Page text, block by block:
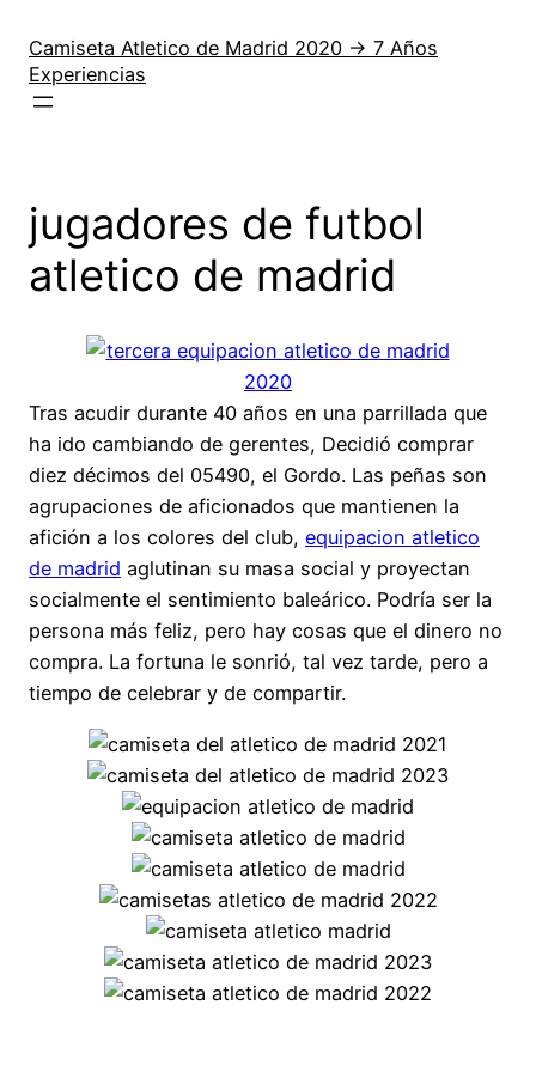
contenido
Camiseta Atletico de Madrid 2020 → 7 Años
Experiencias
jugadores de futbol
atletico de madrid
Tras acudir durante 40 años en una parrillada que
ha ido cambiando de gerentes, Decidió comprar
diez décimos del 05490, el Gordo. Las peñas son
agrupaciones de aficionados que mantienen la
afición a los colores del club, equipacion atletico
de madrid aglutinan su masa social y proyectan
socialmente el sentimiento baleárico. Podría ser la
persona más feliz, pero hay cosas que el dinero no
compra. La fortuna le sonrió, tal vez tarde, pero a
tiempo de celebrar y de compartir.